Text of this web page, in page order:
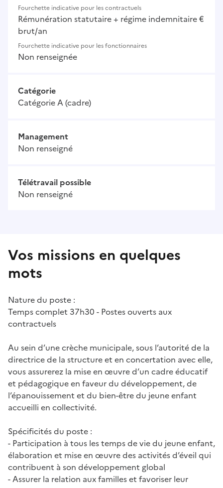
Fourchette indicative pour les contractuels
Rémunération statutaire + régime indemnitaire €
brut/an
Fourchette indicative pour les fonctionnaires
Non renseignée
Catégorie
Catégorie A (cadre)
Management
Non renseigné
Télétravail possible
Non renseigné
Vos missions en quelques
mots
Nature du poste :
Temps complet 37h30 - Postes ouverts aux
contractuels
Au sein d’une crèche municipale, sous l’autorité de la
directrice de la structure et en concertation avec elle,
vous assurerez la mise en œuvre d’un cadre éducatif
et pédagogique en faveur du développement, de
l’épanouissement et du bien-être du jeune enfant
accueilli en collectivité.
Spécificités du poste :
- Participation à tous les temps de vie du jeune enfant,
élaboration et mise en œuvre des activités d’éveil qui
contribuent à son développement global
- Assurer la relation aux familles et favoriser leur